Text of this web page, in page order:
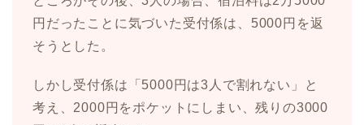
円だったことに気づいた受付係は、5000円を返
そうとした。
しかし受付係は「5000円は3人で割れない」と
考え、2000円をポケットにしまい、残りの3000